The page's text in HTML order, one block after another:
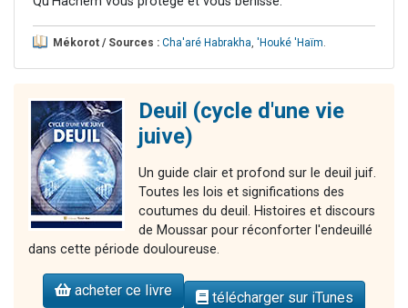
Mékorot / Sources : Cha'aré Habrakha, 'Houké 'Haïm.
Deuil (cycle d'une vie
juive)
Un guide clair et profond sur le deuil juif.
Toutes les lois et significations des
coutumes du deuil. Histoires et discours
de Moussar pour réconforter l'endeuillé
dans cette période douloureuse.
acheter ce livre télécharger sur iTunes